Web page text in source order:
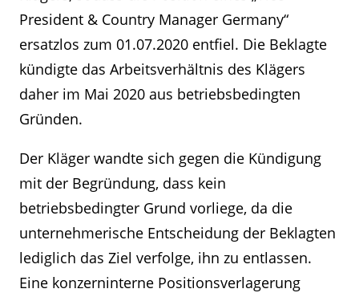
President & Country Manager Germany“
ersatzlos zum 01.07.2020 entfiel. Die Beklagte
kündigte das Arbeitsverhältnis des Klägers
daher im Mai 2020 aus betriebsbedingten
Gründen.
Der Kläger wandte sich gegen die Kündigung
mit der Begründung, dass kein
betriebsbedingter Grund vorliege, da die
unternehmerische Entscheidung der Beklagten
lediglich das Ziel verfolge, ihn zu entlassen.
Eine konzerninterne Positionsverlagerung